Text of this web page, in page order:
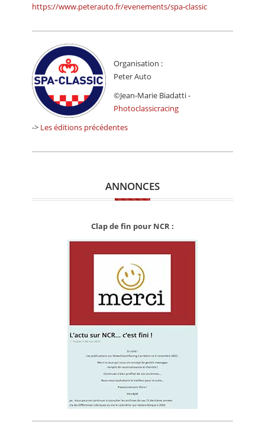
https://www.peterauto.fr/evenements/spa-classic
Organisation :
Peter Auto
©Jean-Marie Biadatti -
Photoclassicracing
-> Les éditions précédentes
ANNONCES
Clap de fin pour NCR :